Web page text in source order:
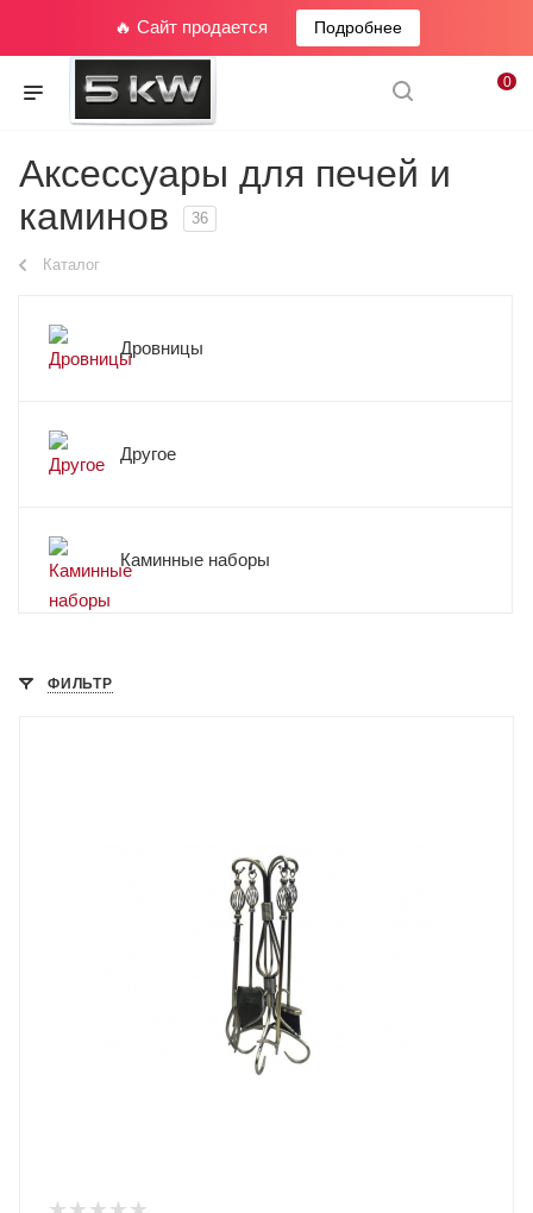
🔥 Сайт продается Подробнее
0
Аксессуары для печей и
каминов
36
Каталог
Дровницы
Другое
Каминные наборы
ФИЛЬТР